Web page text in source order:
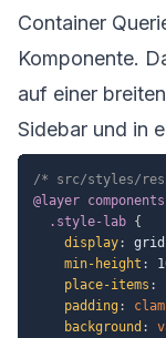
Container
Komponente.
auf einer
Sidebar und in
/* src/styles/
@layer components
.style-lab {
display: grid
min-height :
place-items :
padding:
background :